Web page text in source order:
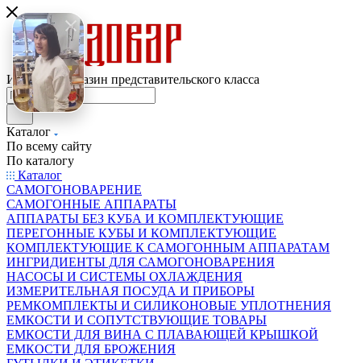
Интернет-магазин представительского класса
Каталог
По всему сайту
По каталогу
Каталог
САМОГОНОВАРЕНИЕ
САМОГОННЫЕ АППАРАТЫ
АППАРАТЫ БЕЗ КУБА И КОМПЛЕКТУЮЩИЕ
ПЕРЕГОННЫЕ КУБЫ И КОМПЛЕКТУЮЩИЕ
КОМПЛЕКТУЮЩИЕ К САМОГОННЫМ АППАРАТАМ
ИНГРИДИЕНТЫ ДЛЯ САМОГОНОВАРЕНИЯ
НАСОСЫ И СИСТЕМЫ ОХЛАЖДЕНИЯ
ИЗМЕРИТЕЛЬНАЯ ПОСУДА И ПРИБОРЫ
РЕМКОМПЛЕКТЫ И СИЛИКОНОВЫЕ УПЛОТНЕНИЯ
ЕМКОСТИ И СОПУТСТВУЮЩИЕ ТОВАРЫ
ЕМКОСТИ ДЛЯ ВИНА С ПЛАВАЮЩЕЙ КРЫШКОЙ
ЕМКОСТИ ДЛЯ БРОЖЕНИЯ